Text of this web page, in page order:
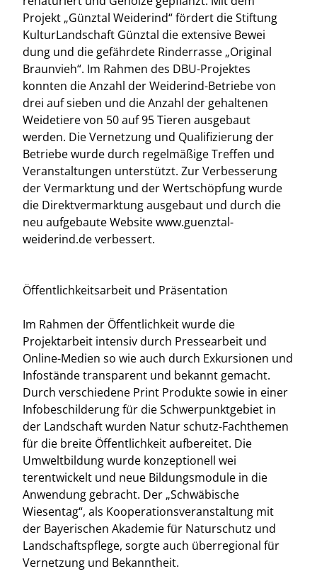
Projekt „Günztal Weiderind“ fördert die Stiftung
KulturLandschaft Günztal die extensive Bewei
dung und die gefährdete Rinderrasse „Original
Braunvieh“. Im Rahmen des DBU-Projektes
konnten die Anzahl der Weiderind-Betriebe von
drei auf sieben und die Anzahl der gehaltenen
Weidetiere von 50 auf 95 Tieren ausgebaut
werden. Die Vernetzung und Qualifizierung der
Betriebe wurde durch regelmäßige Treffen und
Veranstaltungen unterstützt. Zur Verbesserung
der Vermarktung und der Wertschöpfung wurde
die Direktvermarktung ausgebaut und durch die
neu aufgebaute Website www.guenztal-
weiderind.de verbessert.
Öffentlichkeitsarbeit und Präsentation
Im Rahmen der Öffentlichkeit wurde die
Projektarbeit intensiv durch Pressearbeit und
Online-Medien so wie auch durch Exkursionen und
Infostände transparent und bekannt gemacht.
Durch verschiedene Print Produkte sowie in einer
Infobeschilderung für die Schwerpunktgebiet in
der Landschaft wurden Natur schutz-Fachthemen
für die breite Öffentlichkeit aufbereitet. Die
Umweltbildung wurde konzeptionell wei
terentwickelt und neue Bildungsmodule in die
Anwendung gebracht. Der „Schwäbische
Wiesentag“, als Kooperationsveranstaltung mit
der Bayerischen Akademie für Naturschutz und
Landschaftspflege, sorgte auch überregional für
Vernetzung und Bekanntheit.